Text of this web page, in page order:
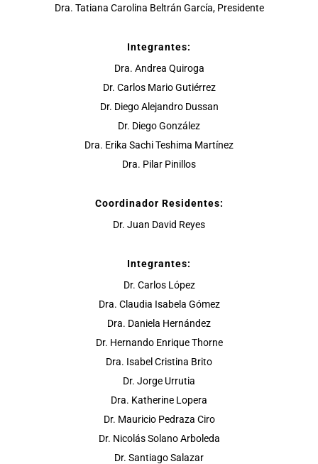
Dra. Tatiana Carolina Beltrán García, Presidente
Integrantes:
Dra. Andrea Quiroga
Dr. Carlos Mario Gutiérrez
Dr. Diego Alejandro Dussan
Dr. Diego González
Dra. Erika Sachi Teshima Martínez
Dra. Pilar Pinillos
Coordinador Residentes:
Dr. Juan David Reyes
Integrantes:
Dr. Carlos López
Dra. Claudia Isabela Gómez
Dra. Daniela Hernández
Dr. Hernando Enrique Thorne
Dra. Isabel Cristina Brito
Dr. Jorge Urrutia
Dra. Katherine Lopera
Dr. Mauricio Pedraza Ciro
Dr. Nicolás Solano Arboleda
Dr. Santiago Salazar